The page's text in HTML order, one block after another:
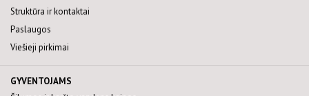
Struktūra ir kontaktai
Paslaugos
Viešieji pirkimai
GYVENTOJAMS